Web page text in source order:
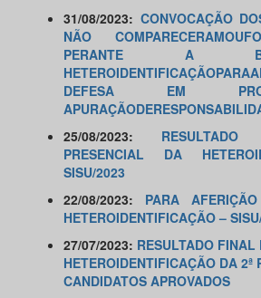
31/08/2023: CONVOCAÇÃO
NÃO
PERANTE A
DEFESA EM
25/08/2023:
PRESENCIAL DA
SISU/2023
22/08/2023: PARA
HETEROIDENTIFICAÇÃO –
27/07/2023: RESULTADO
HETEROIDENTIFICAÇÃO DA 2ª
CANDIDATOS APROVADOS